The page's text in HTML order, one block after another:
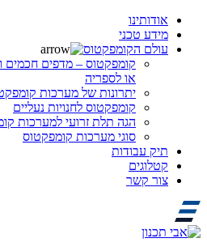
אודותינו
מידע טכני
עולם הקומפקטוס
קומפקטוס – מדפים חכמים
או לספריה
יתרונות של מערכות
קומפקטוס לחנויות נעליים
הגה תלת זרועי למערכות
סוגי מערכות קומפקטוס
תיק עבודות
קטלוגים
צור קשר